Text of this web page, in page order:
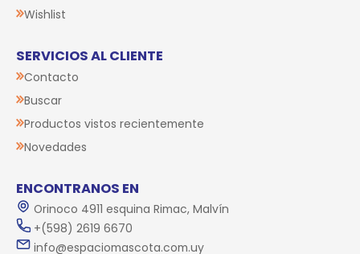
Wishlist
SERVICIOS AL CLIENTE
Contacto
Buscar
Productos vistos recientemente
Novedades
ENCONTRANOS EN
Orinoco 4911 esquina Rimac, Malvín
+(598) 2619 6670
info@espaciomascota.com.uy